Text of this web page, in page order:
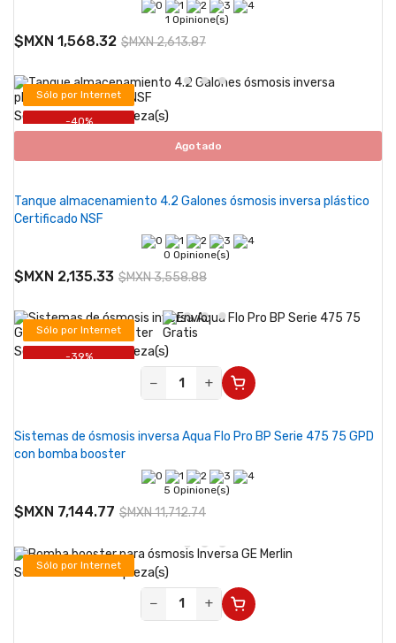
1 Opinione(s)
$MXN 1,568.32 $MXN 2,613.87
Sólo por Internet
-40%
Se vende desde 1 pieza(s)
Agotado
Tanque almacenamiento 4.2 Galones ósmosis inversa plástico
Certificado NSF
0 Opinione(s)
$MXN 2,135.33 $MXN 3,558.88
Sólo por Internet
-39%
Se vende desde 1 pieza(s)
−
+
Sistemas de ósmosis inversa Aqua Flo Pro BP Serie 475 75 GPD
con bomba booster
5 Opinione(s)
$MXN 7,144.77 $MXN 11,712.74
Sólo por Internet
Se vende desde 1 pieza(s)
−
+